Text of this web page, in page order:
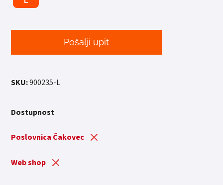
Pošalji upit
SKU:900235-L
Dostupnost
Poslovnica Čakovec
Web shop